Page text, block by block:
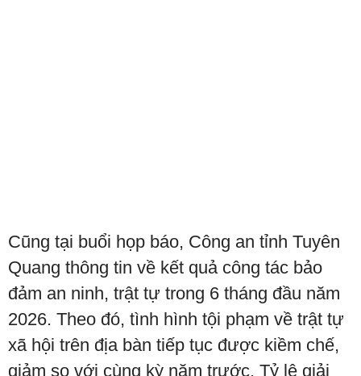
Cũng tại buổi họp báo, Công an tỉnh Tuyên
Quang thông tin về kết quả công tác bảo
đảm an ninh, trật tự trong 6 tháng đầu năm
2026. Theo đó, tình hình tội phạm về trật tự
xã hội trên địa bàn tiếp tục được kiềm chế,
giảm so với cùng kỳ năm trước. Tỷ lệ giải